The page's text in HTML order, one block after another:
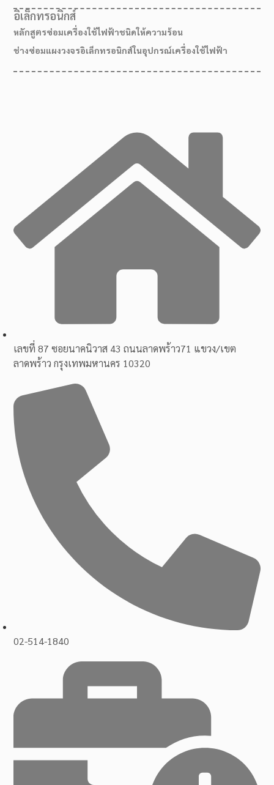
เลขที่ 87 ซอยนาคนิวาส 43 ถนนลาดพร้าว71 แขวง/เขต
ลาดพร้าว กรุงเทพมหานคร 10320
02-514-1840
อิเล็กทรอนิกส์
หลักสูตรซ่อมเครื่องใช้ไฟฟ้าชนิดให้ความร้อน
ช่างซ่อมแผงวงจรอิเล็กทรอนิกส์ในอุปกรณ์เครื่องใช้ไฟฟ้า